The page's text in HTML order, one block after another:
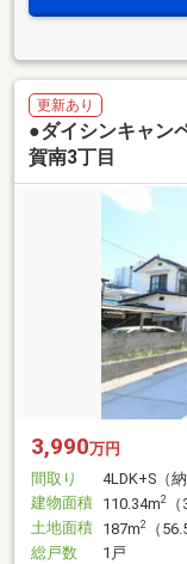
更新あり
●ダイシンキャン
賀南3丁目
3,990万円
間取り
4LDK+S（納
建物面積 110.34m2
土地面積 187m2
（
総戸数
1戸